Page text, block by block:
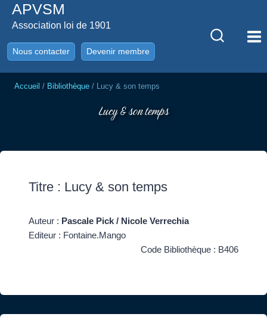
AllerAPVSM
Association loi de 1901
Nous contacter Devenir membre
Accueil / Bibliothèque / Lucy & son temps
Lucy & son temps
Titre : Lucy & son temps
Auteur : Pascale Pick / Nicole Verrechia
Editeur : Fontaine.Mango
Code Bibliothèque : B406